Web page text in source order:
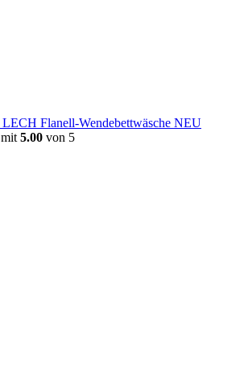
LECH Flanell-Wendebettwäsche NEU
5.00 von 5